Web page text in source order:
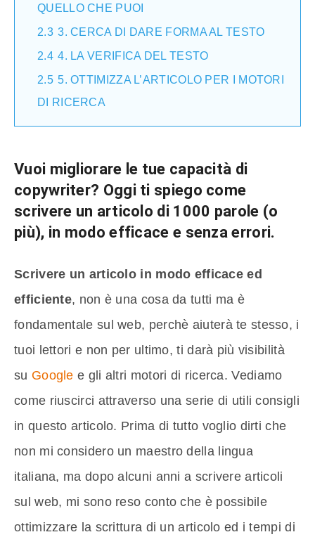
QUELLO CHE PUOI
2.3 3. CERCA DI DARE FORMA AL TESTO
2.4 4. LA VERIFICA DEL TESTO
2.5 5. OTTIMIZZA L’ARTICOLO PER I MOTORI
DI RICERCA
Vuoi migliorare le tue capacità di
copywriter? Oggi ti spiego come
scrivere un articolo di 1000 parole (o
più), in modo efficace e senza errori.
Scrivere un articolo in modo efficace ed
efficiente, non è una cosa da tutti ma è
fondamentale sul web, perchè aiuterà te stesso, i
tuoi lettori e non per ultimo, ti darà più visibilità
su Google e gli altri motori di ricerca. Vediamo
come riuscirci attraverso una serie di utili consigli
in questo articolo. Prima di tutto voglio dirti che
non mi considero un maestro della lingua
italiana, ma dopo alcuni anni a scrivere articoli
sul web, mi sono reso conto che è possibile
ottimizzare la scrittura di un articolo ed i tempi di